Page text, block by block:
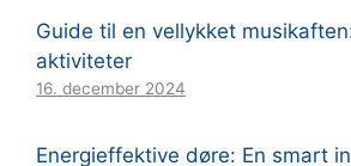
Guide til en vellykket
aktiviteter
16. december 2024
Energieffektive døre: En smart